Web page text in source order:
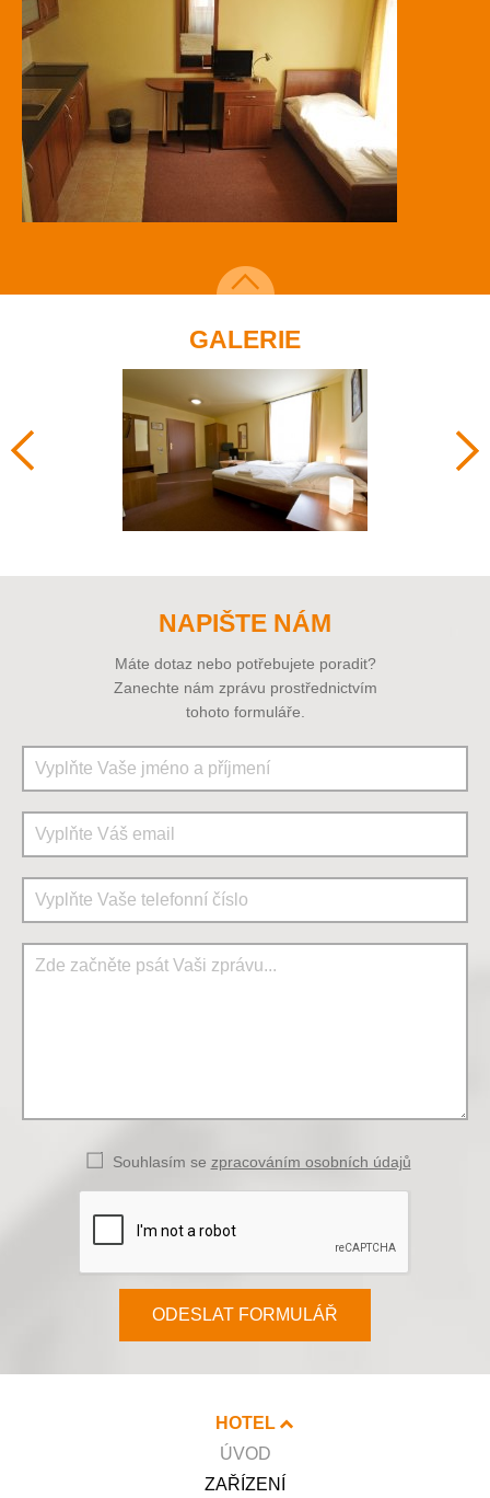
GALERIE
NAPIŠTE NÁM
Máte dotaz nebo potřebujete poradit?
Zanechte nám zprávu prostřednictvím
tohoto formuláře.
Souhlasím se zpracováním osobních údajů
ODESLAT FORMULÁŘ
HOTEL
ÚVOD
ZAŘÍZENÍ